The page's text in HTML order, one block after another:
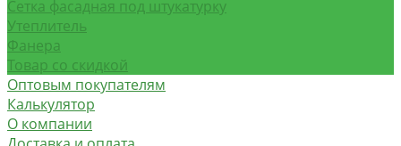
Сетка фасадная под штукатурку
Утеплитель
Фанера
Товар со скидкой
Оптовым покупателям
Калькулятор
О компании